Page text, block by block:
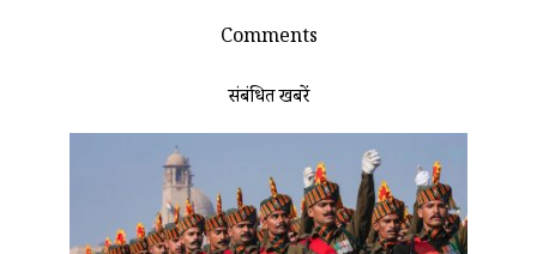
Comments
संबंधित खबरें